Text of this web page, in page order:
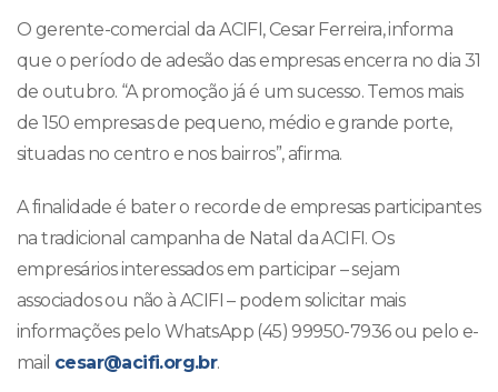
O gerente-comercial da ACIFI, Cesar Ferreira, informa
que o período de adesão das empresas encerra no dia 31
de outubro. “A promoção já é um sucesso. Temos mais
de 150 empresas de pequeno, médio e grande porte,
situadas no centro e nos bairros”, afirma.
A finalidade é bater o recorde de empresas participantes
na tradicional campanha de Natal da ACIFI. Os
empresários interessados em participar – sejam
associados ou não à ACIFI – podem solicitar mais
informações pelo WhatsApp (45) 99950-7936 ou pelo e-
mail cesar@acifi.org.br.